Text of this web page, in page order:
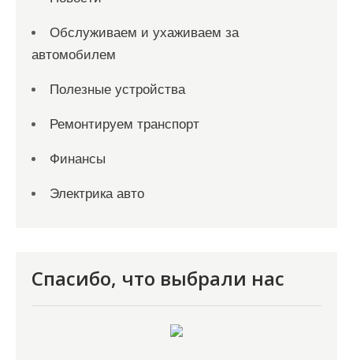
Обслуживаем и ухаживаем за
автомобилем
Полезные устройства
Ремонтируем транспорт
Финансы
Электрика авто
Спасибо, что выбрали нас